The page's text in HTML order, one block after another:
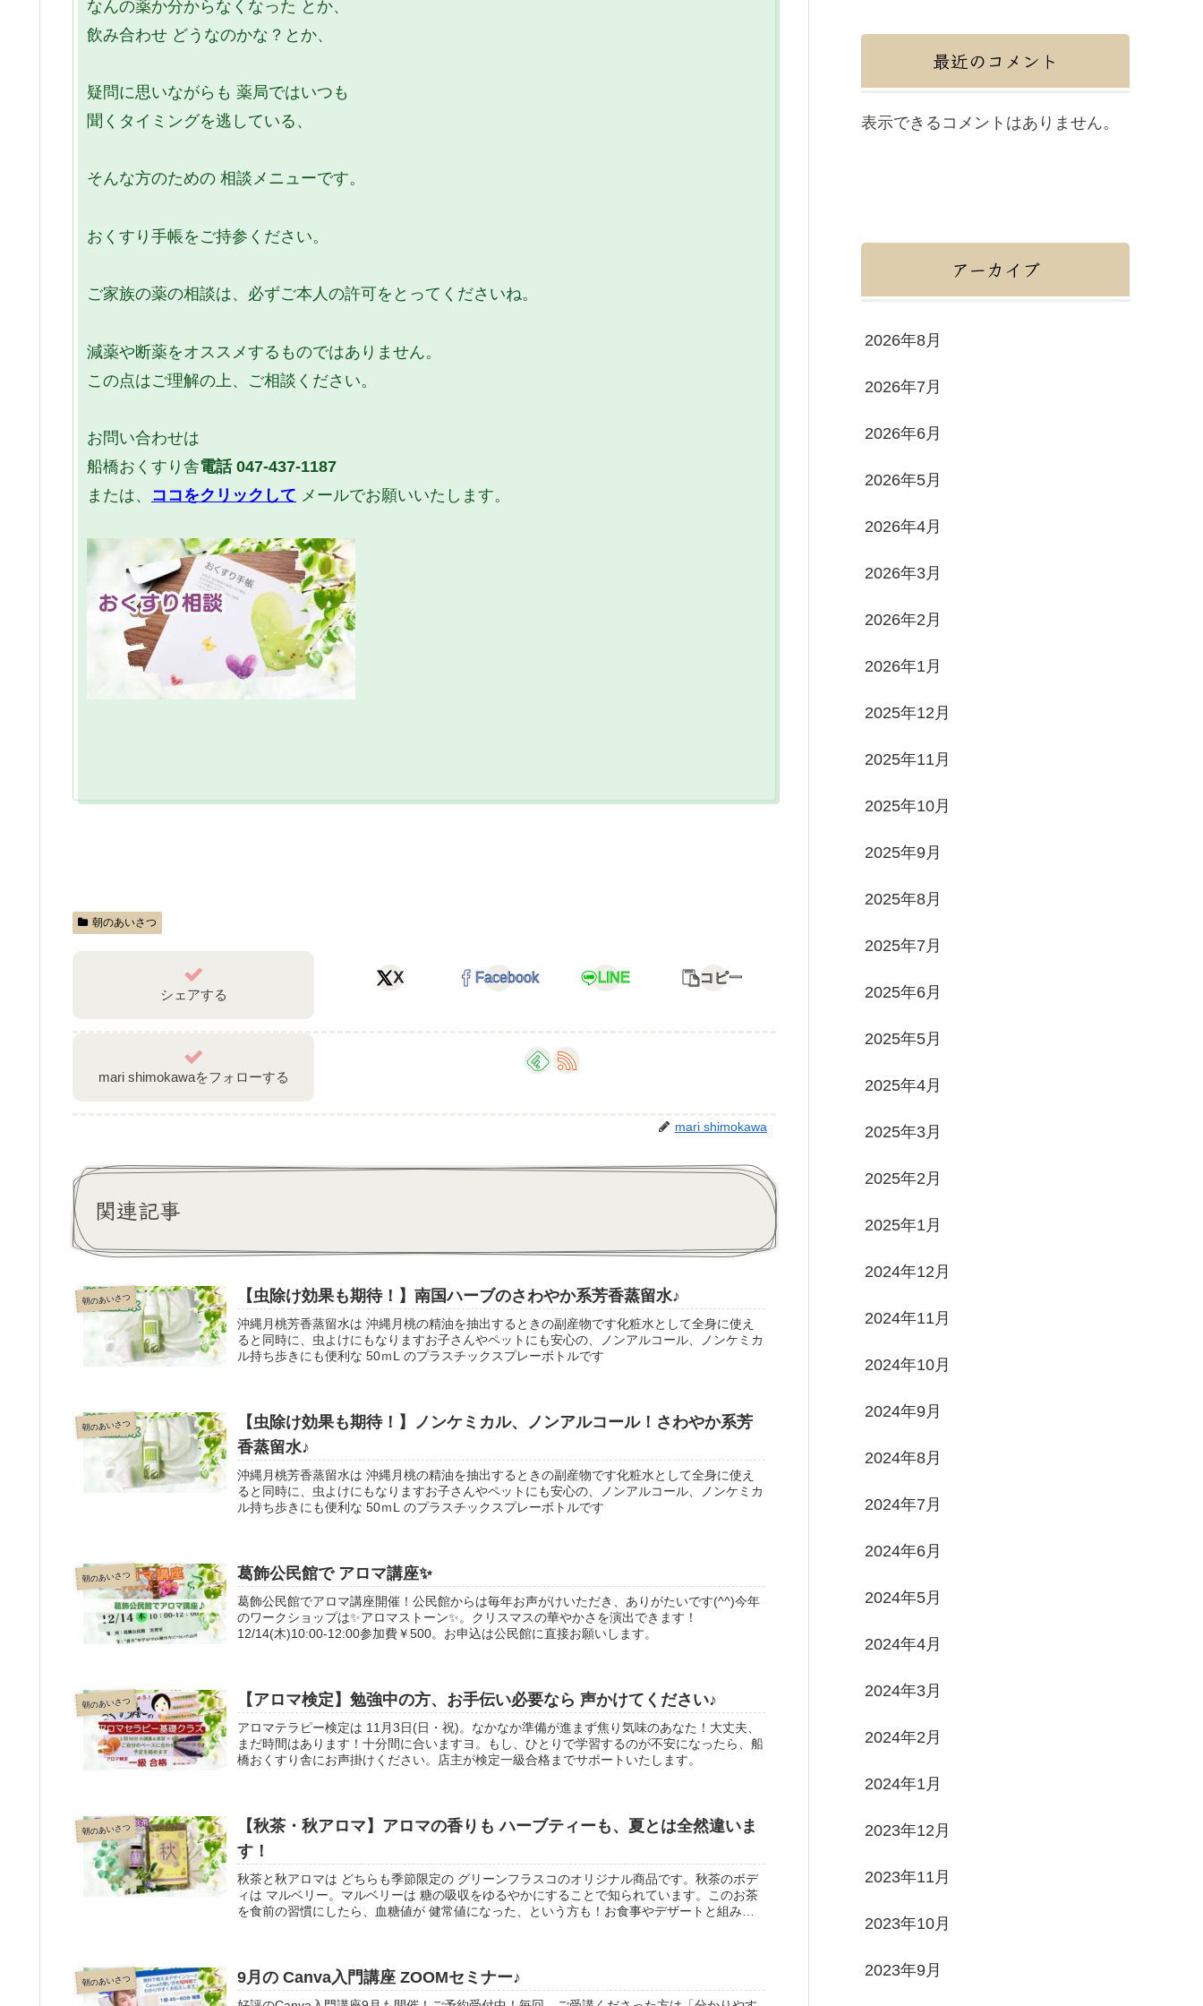
なんの薬か分からなくなった とか、
飲み合わせ どうなのかな？とか、
疑問に思いながらも 薬局ではいつも
聞くタイミングを逃している、
そんな方のための 相談メニューです。
おくすり手帳をご持参ください。
ご家族の薬の相談は、必ずご本人の許可をとってくださいね。
減薬や断薬をオススメするものではありません。
この点はご理解の上、ご相談ください。
お問い合わせは
船橋おくすり舎電話047-437-1187
または、 ココをクリックして メールでお願いいたします。
朝のあいさつ
シェアする
X Facebook LINE コピー
mari shimokawaをフォローする
mari shimokawa
関連記事
朝のあいさつ 【虫除け効果も期待！】南国ハーブのさわやか系芳香蒸留水♪
沖縄月桃芳香蒸留水は 沖縄月桃の精油を抽出するときの副産物です化粧水として全身に使え
ると同時に、虫よけにもなりますお子さんやペットにも安心の、ノンアルコール、ノンケミカ
ル持ち歩きにも便利な 50ｍL のプラスチックスプレーボトルです
朝のあいさつ
【虫除け効果も期待！】ノンケミカル、ノンアルコール！さわやか系芳
香蒸留水♪
沖縄月桃芳香蒸留水は 沖縄月桃の精油を抽出するときの副産物です化粧水として全身に使え
ると同時に、虫よけにもなりますお子さんやペットにも安心の、ノンアルコール、ノンケミカ
ル持ち歩きにも便利な 50ｍL のプラスチックスプレーボトルです
朝のあいさつ 葛飾公民館で アロマ講座✨
葛飾公民館でアロマ講座開催！公民館からは毎年お声がけいただき、ありがたいです(^^)今年
のワークショップは✨アロマストーン✨。クリスマスの華やかさを演出できます！
12/14(木)10:00-12:00参加費￥500。お申込は公民館に直接お願いします。
朝のあいさつ 【アロマ検定】勉強中の方、お手伝い必要なら 声かけてください♪
アロマテラピー検定は 11月3日(日・祝)。なかなか準備が進まず焦り気味のあなた！大丈夫、
まだ時間はあります！十分間に合いますヨ。もし、ひとりで学習するのが不安になったら、船
橋おくすり舎にお声掛けください。店主が検定一級合格までサポートいたします。
朝のあいさつ
【秋茶・秋アロマ】アロマの香りも ハーブティーも、夏とは全然違いま
す！
秋茶と秋アロマは どちらも季節限定の グリーンフラスコのオリジナル商品です。秋茶のボデ
ィは マルベリー。マルベリーは 糖の吸収をゆるやかにすることで知られています。このお茶
を食前の習慣にしたら、血糖値が 健常値になった、という方も！お食事やデザートと組み合
朝のあいさつ 9月の Canva入門講座 ZOOMセミナー♪
最近のコメント
表示できるコメントはありません。
アーカイブ
2026年8月
2026年7月
2026年6月
2026年5月
2026年4月
2026年3月
2026年2月
2026年1月
2025年12月
2025年11月
2025年10月
2025年9月
2025年8月
2025年7月
2025年6月
2025年5月
2025年4月
2025年3月
2025年2月
2025年1月
2024年12月
2024年11月
2024年10月
2024年9月
2024年8月
2024年7月
2024年6月
2024年5月
2024年4月
2024年3月
2024年2月
2024年1月
2023年12月
2023年11月
2023年10月
2023年9月